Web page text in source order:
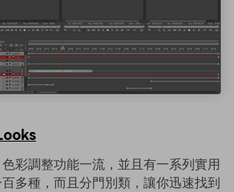
彩調整功能一流，並且有一系列實用
多種，而且分門別類，讓你迅速找到